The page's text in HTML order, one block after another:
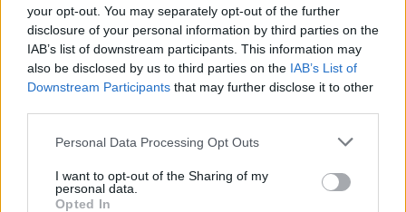
your opt-out. You may separately opt-out of the further
disclosure of your personal information by third parties on the
IAB’s list of downstream participants. This information may
also be disclosed by us to third parties on the IAB’s List of
Downstream Participants that may further disclose it to other
Personal Data Processing Opt Outs
I want to opt-out of the Sharing of my
personal data.
Opted In
Κατηγορίες: FRAMAR, Αναλώσιμα , ΓΕΝΙΚΑ ΑΝΑΛΩΣΙΜΑ
Γενικά Αναλώσιμα , ΕΙΔΗ ΚΟΜΜΩΤΗΡΙΟΥ, ΕΤΑΙΡΕΙΕΣ